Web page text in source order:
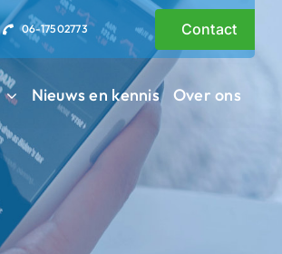
06-17502773 Contact
Nieuws en kennis Over ons